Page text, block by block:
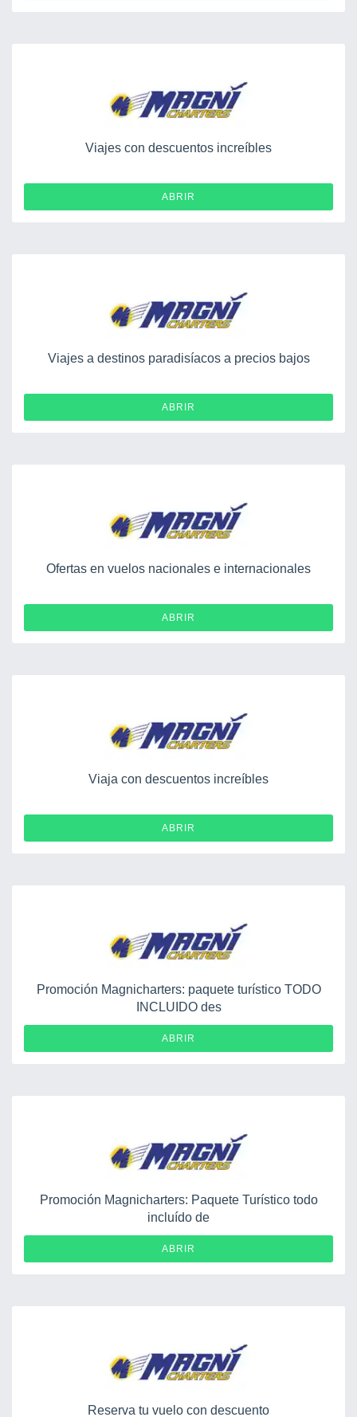
Viajes con descuentos increíbles
ABRIR
Viajes a destinos paradisíacos a precios bajos
ABRIR
Ofertas en vuelos nacionales e internacionales
ABRIR
Viaja con descuentos increíbles
ABRIR
Promoción Magnicharters: paquete turístico TODO
INCLUIDO des
ABRIR
Promoción Magnicharters: Paquete Turístico todo
incluído de
ABRIR
Reserva tu vuelo con descuento